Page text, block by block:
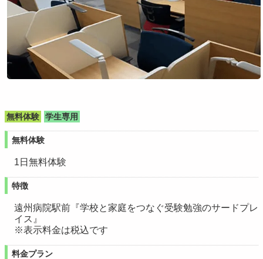
無料体験 学生専用
無料体験
1日無料体験
特徴
遠州病院駅前『学校と家庭をつなぐ受験勉強のサードプレ
イス』
※表示料金は税込です
料金プラン